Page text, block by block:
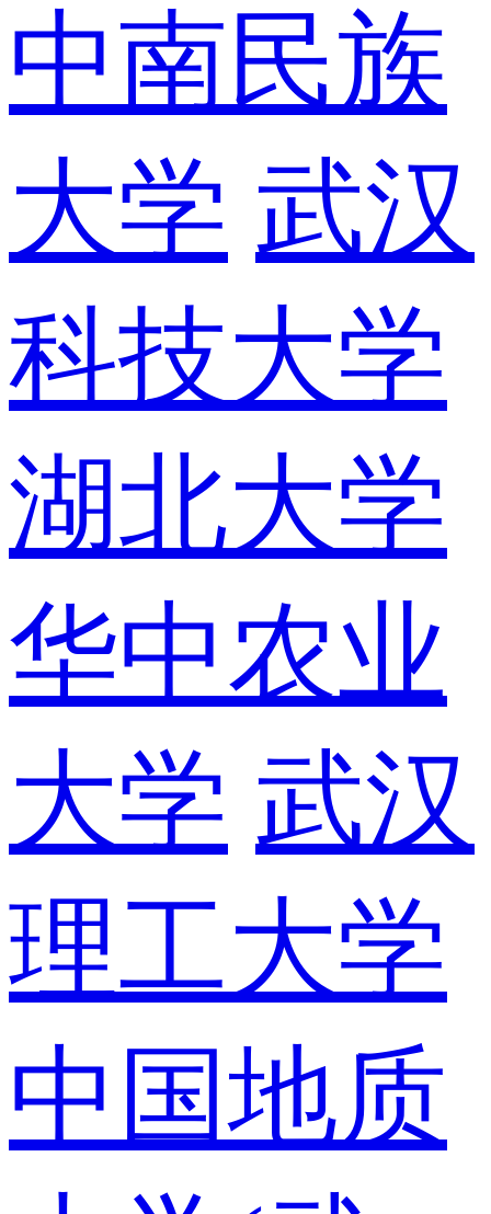
中南民族
大学 武汉
科技大学
湖北大学
华中农业
大学 武汉
理工大学
中国地质